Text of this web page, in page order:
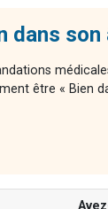
dans son
être « Bien